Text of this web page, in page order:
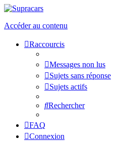
Accéder au contenu
Raccourcis
Messages non lus
Sujets sans réponse
Sujets actifs
Rechercher
FAQ
Connexion